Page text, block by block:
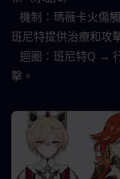
機制：瑪薇卡火傷
班尼特提供治療和攻
迴圈：班尼特Q →
擊。